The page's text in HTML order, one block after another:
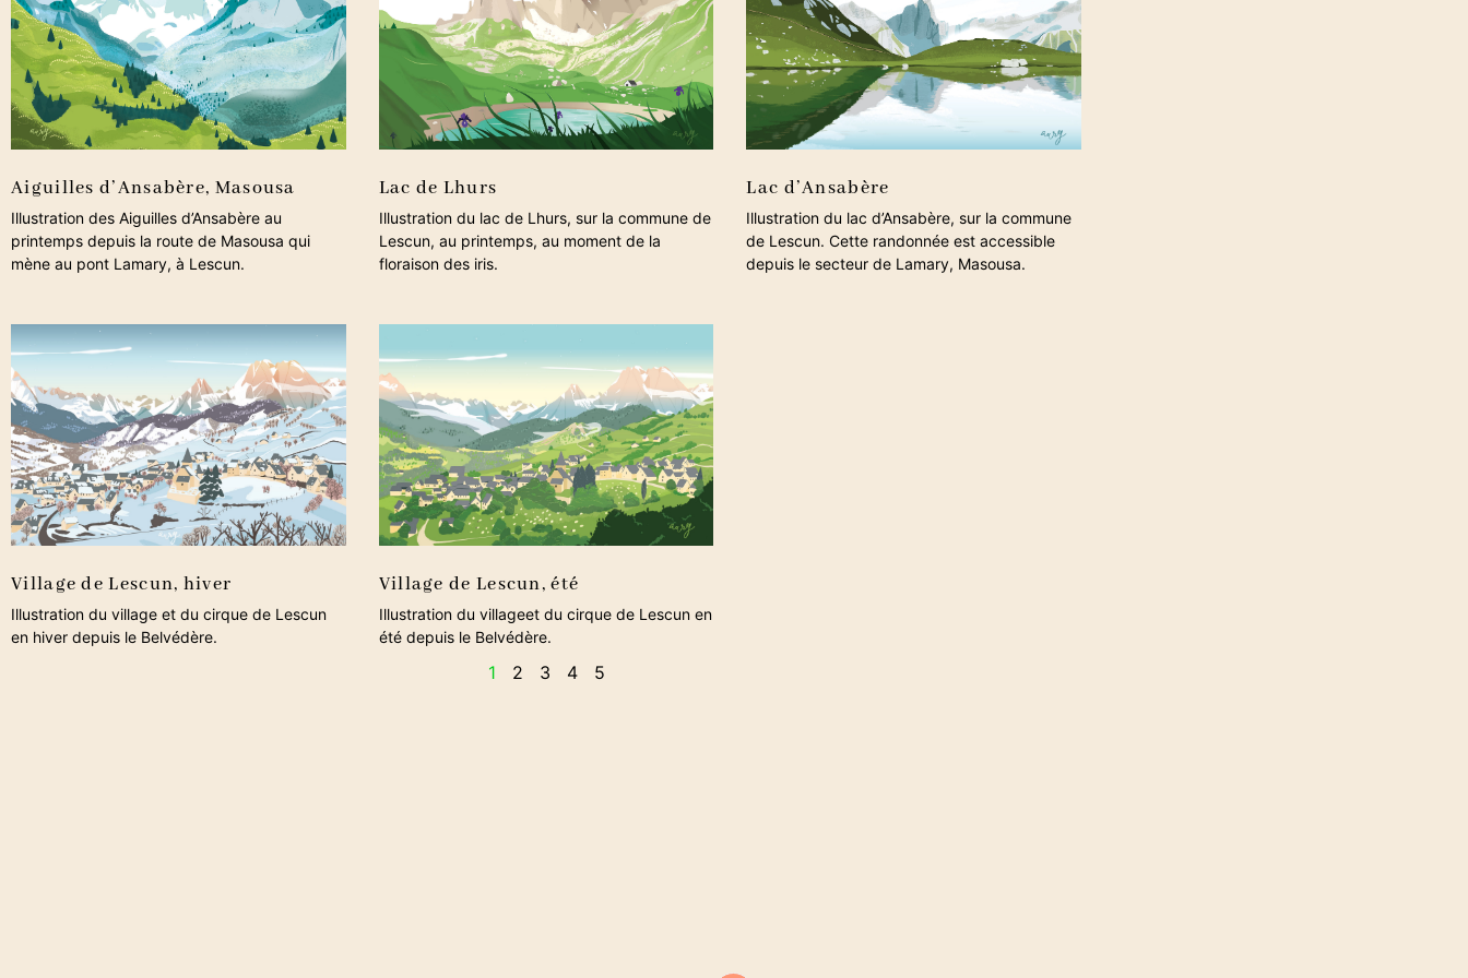
Aiguilles d’Ansabère, Masousa
Illustration des Aiguilles d’Ansabère au
printemps depuis la route de Masousa qui
mène au pont Lamary, à Lescun.
Lac de Lhurs
Illustration du lac de Lhurs, sur la commune de
Lescun, au printemps, au moment de la
floraison des iris.
Lac d’Ansabère
Illustration du lac d’Ansabère, sur la commune
de Lescun. Cette randonnée est accessible
depuis le secteur de Lamary, Masousa.
Village de Lescun, hiver
Illustration du village et du cirque de Lescun
en hiver depuis le Belvédère.
Village de Lescun, été
Illustration du villageet du cirque de Lescun en
été depuis le Belvédère.
1 2 3 4 5